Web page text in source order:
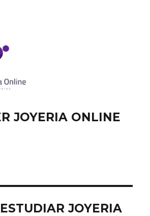
JOYERIA ONLINE
ESTUDIAR JOYERIA